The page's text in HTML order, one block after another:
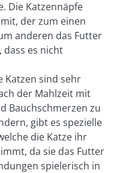
Die Katzennäpfe
der zum einen
anderen das Futter
es nicht
Katzen sind sehr
der Mahlzeit mit
Bauchschmerzen zu
gibt es spezielle
die Katze ihr
da sie das Futter
spielerisch in